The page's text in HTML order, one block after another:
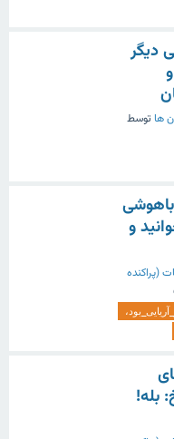
دیگر
ها توسط
باهوشی
و
(پراکنده
بله!